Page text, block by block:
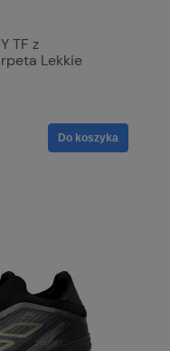
TF z
Lekkie
Do koszyka